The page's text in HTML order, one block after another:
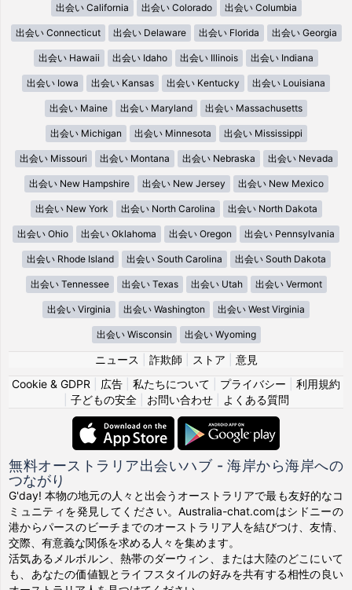
出会い California 出会い Colorado 出会い Columbia
出会い Connecticut 出会い Delaware 出会い Florida 出会い Georgia
出会い Hawaii 出会い Idaho 出会い Illinois 出会い Indiana
出会い Iowa 出会い Kansas 出会い Kentucky 出会い Louisiana
出会い Maine 出会い Maryland 出会い Massachusetts
出会い Michigan 出会い Minnesota 出会い Mississippi
出会い Missouri 出会い Montana 出会い Nebraska 出会い Nevada
出会い New Hampshire 出会い New Jersey 出会い New Mexico
出会い New York 出会い North Carolina 出会い North Dakota
出会い Ohio 出会い Oklahoma 出会い Oregon 出会い Pennsylvania
出会い Rhode Island 出会い South Carolina 出会い South Dakota
出会い Tennessee 出会い Texas 出会い Utah 出会い Vermont
出会い Virginia 出会い Washington 出会い West Virginia
出会い Wisconsin 出会い Wyoming
ニュース 詐欺師 ストア
意見
Cookie & GDPR
広告 私たちについて プライバシー
利用規約
子どもの安全| お問い合わせ| よくある質問
無料オーストラリア出会いハブ - 海岸から海岸への
つながり
G'day! 本物の地元の人々と出会うオーストラリアで最も友好的なコ
ミュニティを発見してください。Australia-chat.comはシドニーの
港からパースのビーチまでのオーストラリア人を結びつけ、友情、
交際、有意義な関係を求める人々を集めます。
活気あるメルボルン、熱帯のダーウィン、または大陸のどこにいて
も、あなたの価値観とライフスタイルの好みを共有する相性の良い